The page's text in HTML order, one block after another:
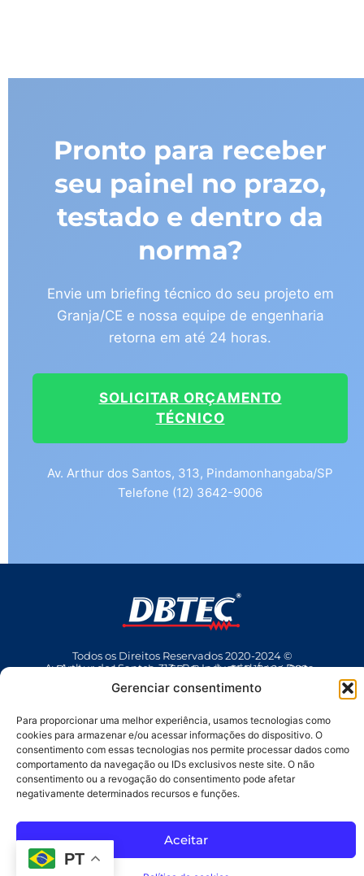
Gerenciar consentimento
Para proporcionar uma melhor experiência, usamos tecnologias como
cookies para armazenar e/ou acessar informações do dispositivo. O
consentimento com essas tecnologias nos permite processar dados como
comportamento da navegação ou IDs exclusivos neste site. O não
consentimento ou a revogação do consentimento pode afetar
negativamente determinados recursos e funções.
Aceitar
Pronto para receber
seu painel no prazo,
testado e dentro da
norma?
Envie um briefing técnico do seu projeto em
Granja/CE e nossa equipe de engenharia
retorna em até 24 horas.
SOLICITAR ORÇAMENTO
TÉCNICO
Av. Arthur dos Santos, 313, Pindamonhangaba/SP
Telefone (12) 3642-9006
Todos os Direitos Reservados 2020-2024 ©
Av Arthur dos Santos, 313 • Pq. Industrial Água Preta • Pindamonhangaba • SP • Brasil • CEP 12404-289
(12) 3642 9006
• dbtec@dbtec.com.br
PT